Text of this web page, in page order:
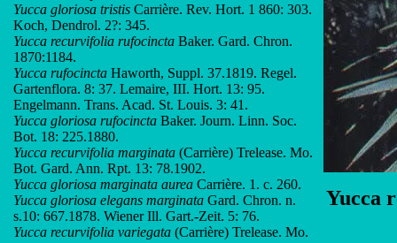
Yucca gloriosa tristis Carrière. Rev. Hort. 1 860: 303.
Koch, Dendrol. 2?: 345.
Yucca recurvifolia rufocincta Baker. Gard. Chron.
1870:1184.
Yucca rufocincta Haworth, Suppl. 37.1819. Regel.
Gartenflora. 8: 37. Lemaire, III. Hort. 13: 95.
Engelmann. Trans. Acad. St. Louis. 3: 41.
Yucca gloriosa rufocincta Baker. Journ. Linn. Soc.
Bot. 18: 225.1880.
Yucca recurvifolia marginata (Carrière) Trelease. Mo.
Bot. Gard. Ann. Rpt. 13: 78.1902.
Yucca gloriosa marginata aurea Carrière. 1. c. 260.
Yucca gloriosa elegans marginata Gard. Chron. n.
s.10: 667.1878. Wiener Ill. Gart.-Zeit. 5: 76.
Yucca recurvifolia variegata (Carrière) Trelease. Mo.
Yucca